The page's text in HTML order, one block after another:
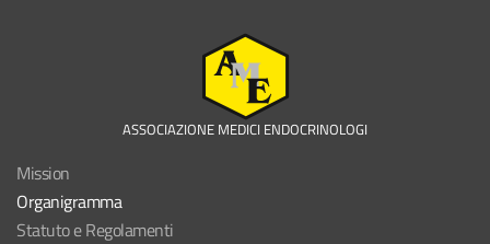
ASSOCIAZIONE MEDICI ENDOCRINOLOGI
Mission
Organigramma
Statuto e Regolamenti